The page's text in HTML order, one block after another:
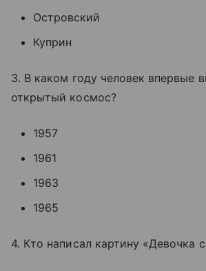
Островский
Куприн
3. В каком году человек впервые
открытый космос?
1957
1961
1963
1965
4. Кто написал картину «Девочка